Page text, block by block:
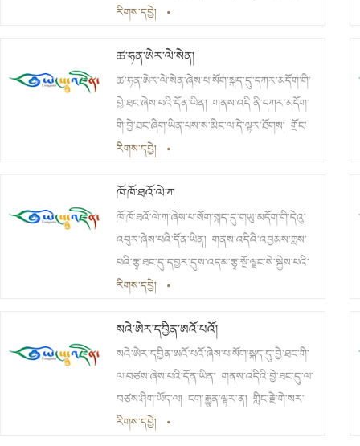
ཡིན་པས་ས་མིང་ལ་དེ་ལྟར་ཐོགས། འཛོམས་རྒྱལ་གྲོང་
རིགས་དབྱེ། •
ཚ་ཧན་ཨེར་ལེ་སེན།
ཚ་ཧན་ཨེར་ལེ་སེན་ཞེས་པ་སོག་སྐད་དུ་དཀར་མདོག་གི་
བྱེ་ཐང་ཞེས་པའི་དོན་ཡིན། གནས་འདི་ནི་དཀར་མདོག་
གི་བྱེ་ཐང་ཞིག་ཡིན་པས་ས་མིང་ལ་དེ་ལྟར་ཐོགས། གྲོང་
རྡལ་མ་བཙུགས་སྔོན་གྱི་འཛོམས་རྒྱལ་ཡུལ་ཚོའི་བྱང་
རིགས་དབྱེ། •
ཁོ་ཁོ་ཐའོ་ལེ་ཀ
ཁོ་ཁོ་ཐའོ་ལེ་ཀ་ཞེས་པ་སོག་སྐད་དུ་གཡུ་མདོག་གི་དེའུ་
འབུར་ཞེས་པའི་དོན་ཡིན། གནས་འདིའི་འབྱམས་ཀླས་
པའི་རྩྭ་ཐང་དུ་དབྱར་དུས་འདམ་རྩྭ་སྔོ་ལྗང་སེ་སྐྱེས་པའི་
དེའུ་འབུར་ཞིག་ཡོད་པས་ས་མིང་ལ་དེ་ལྟར་ཐོགས། གྲོང་
ཤར་ཕྱོགས་ཀྱི་སྤྱི་ལེ86ཡས་མས་ཀྱི་མཚམས་སུ་ཡོད།
རིགས་དབྱེ། •
སའེ་ཨེར་དབྱིན་ཨའོ་པའོ།
སའེ་ཨེར་དབྱིན་ཨའོ་པའོ་ཞེས་པ་སོག་སྐད་དུ་བྱེ་ཐང་གི་
ལ་བཙས་ཞེས་པའི་དོན་ཡིན། གནས་འདིའི་བྱེ་ཐང་དུ་ལ་
བཙས་ཤིག་ཡོད་ལ། ངག་རྒྱུན་ལྟར་ན། གླིང་རྗེ་གེ་སར་
གྱིས་རྟ་རྩལ་སྦྱང་ཆེད། ས་གཞན་དུ་བྱེ་མ་འཁྱེར་ཡོང་
རིགས་དབྱེ། •